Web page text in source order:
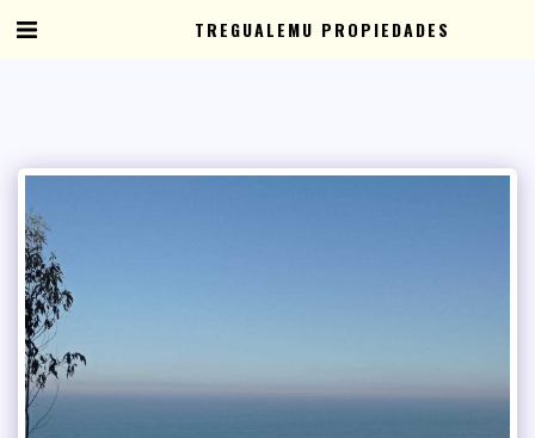
TREGUALEMU PROPIEDADES